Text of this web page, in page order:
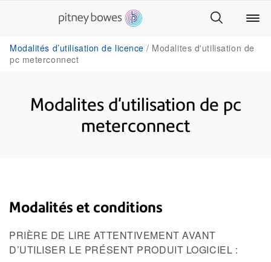
Modalités d’utilisation de licence
Modalites d'utilisation de
pc meterconnect
Modalites d'utilisation de pc
meterconnect
Modalités et conditions
PRIÈRE DE LIRE ATTENTIVEMENT AVANT
D’UTILISER LE PRÉSENT PRODUIT LOGICIEL :